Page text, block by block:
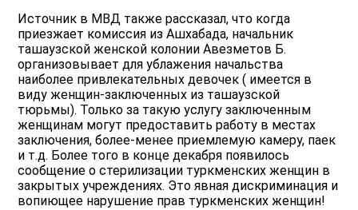
Источник в МВД также рассказал, что когда
приезжает комиссия из Ашхабада, начальник
ташаузской женской колонии Авезметов Б.
организовывает для ублажения начальства
наиболее привлекательных девочек ( имеется в
виду женщин-заключенных из ташаузской
тюрьмы). Только за такую услугу заключенным
женщинам могут предоставить работу в местах
заключения, более-менее приемлемую камеру, паек
и т.д. Более того в конце декабря появилось
сообщение о стерилизации туркменских женщин в
закрытых учреждениях. Это явная дискриминация и
вопиющее нарушение прав туркменских женщин!